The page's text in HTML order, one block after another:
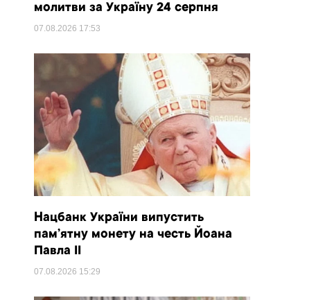
молитви за Україну 24 серпня
07.08.2026 17:53
Нацбанк України випустить
пам’ятну монету на честь Йоана
Павла II
07.08.2026 15:29